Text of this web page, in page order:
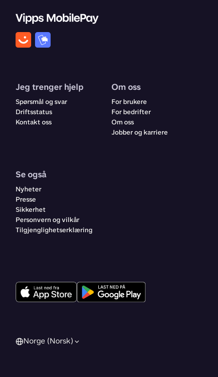
Jeg trenger hjelp
Spørsmål og svar
Driftsstatus
Kontakt oss
Om oss
For brukere
For bedrifter
Om oss
Jobber og karriere
Se også
Nyheter
Presse
Sikkerhet
Personvern og vilkår
Tilgjenglighetserklæring
Norge (Norsk)